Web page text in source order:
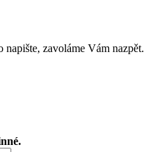
napište, zavoláme Vám nazpět.